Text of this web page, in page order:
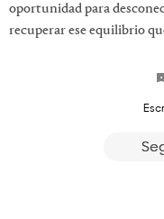
oportunidad para
recuperar ese equilibrio